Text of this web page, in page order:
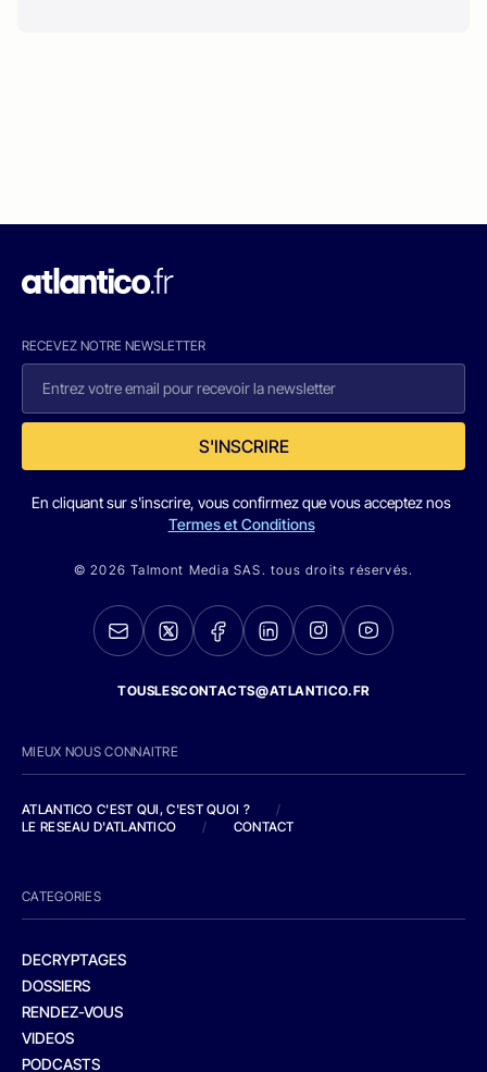
RECEVEZ NOTRE NEWSLETTER
S'INSCRIRE
En cliquant sur s'inscrire, vous confirmez que vous acceptez nos
Termes et Conditions
© 2026 Talmont Media SAS. tous droits réservés.
TOUSLESCONTACTS@ATLANTICO.FR
MIEUX NOUS CONNAITRE
ATLANTICO C'EST QUI, C'EST QUOI ?
/
LE RESEAU D'ATLANTICO
/ CONTACT
CATEGORIES
DECRYPTAGES
DOSSIERS
RENDEZ-VOUS
VIDEOS
PODCASTS